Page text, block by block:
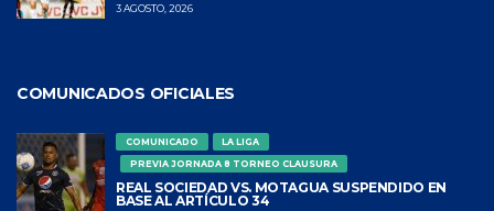
3 AGOSTO, 2026
COMUNICADOS OFICIALES
COMUNICADO
LA LIGA
PREVIA JORNADA 8 TORNEO CLAUSURA
REAL SOCIEDAD VS. MOTAGUA SUSPENDIDO EN
BASE AL ARTÍCULO 34